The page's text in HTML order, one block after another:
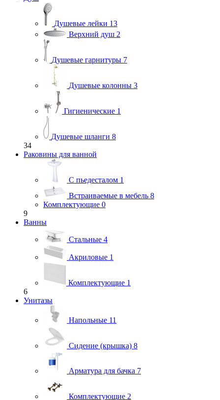
Душевые лейки 13
Верхний душ 2
Душевые гарнитуры 7
Душевые колонны 3
Гигиенические 1
Душевые шланги 8
34
Раковины для ванной
С пьедесталом 1
Встраиваемые в мебель 8
Комплектующие 0
9
Ванны
Стальные 4
Акриловые 1
Комплектующие 1
6
Унитазы
Напольные 11
Сидение (крышка) 8
Арматура для бачка 7
Комплектующие 2